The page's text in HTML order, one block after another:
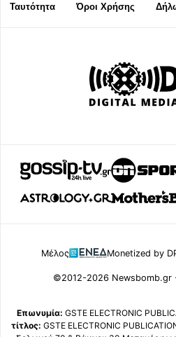
Ταυτότητα Όροι Χρήσης
Μέλος Monetized by
©2012-2026 Newsbomb.gr
Επωνυμία: GSTE ELECTRONIC
τίτλος: GSTE ELECTRONIC